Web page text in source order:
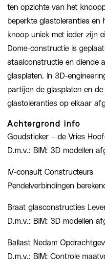
ten opzichte van het
beperkte glastoleranties en
knoop uniek met ieder zijn
Dome-constructie is
staalconstructie en diende
glasplaten. In 3D-
partijen de glasplaten en
glastoleranties op elkaar
Achtergrond info
Goudsticker – de Vries
D.m.v.: BIM: 3D modellen
IV-consult Constructeurs
Pendelverbindingen
Braat glasconstructies
D.m.v.: BIM: 3D modellen
Ballast Nedam
D.m.v.: BIM: Controle